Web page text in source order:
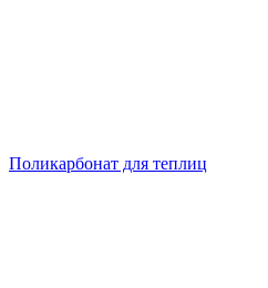
Поликарбонат для теплиц